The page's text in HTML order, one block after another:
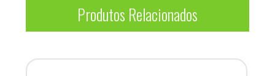
Produtos Relacionados